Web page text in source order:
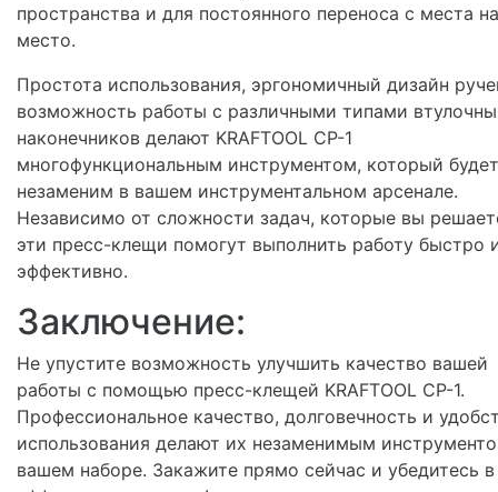
пространства и для постоянного переноса с места на
место.
Простота использования, эргономичный дизайн
возможность работы с различными типами
наконечников делают KRAFTOOL CP-1
многофункциональным инструментом, который будет
незаменим в вашем инструментальном арсенале.
Независимо от сложности задач, которые вы
эти пресс-клещи помогут выполнить работу быстро
эффективно.
Заключение:
Не упустите возможность улучшить качество вашей
работы с помощью пресс-клещей KRAFTOOL CP-1.
Профессиональное качество, долговечность и
использования делают их незаменимым
вашем наборе. Закажите прямо сейчас и убедитесь